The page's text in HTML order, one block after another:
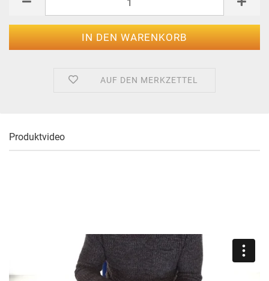
AUF DEN MERKZETTEL
Produktvideo